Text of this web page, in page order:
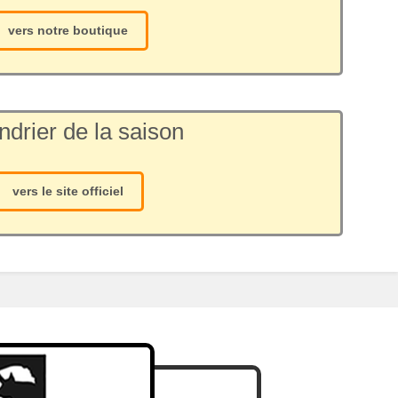
vers notre boutique
de la saison
vers le site officiel